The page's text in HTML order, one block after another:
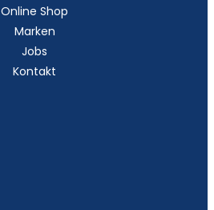
Online Shop
Marken
Jobs
Kontakt